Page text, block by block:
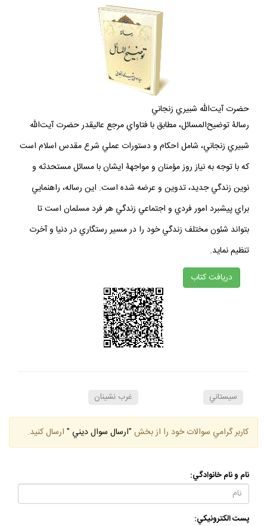
حضرت آيت‌الله شبيري زنجاني
رسالۀ توضيح‌المسائل، مطابق با فتاواي مرجع عاليقدر حضرت آيت‌الله
شبيري زنجاني، شامل احكام و دستورات عملي شرع مقدس اسلام است
كه با توجه به نياز روز مؤمنان و مواجهۀ ايشان با مسائل مستحدثه و
نوين زندگي جديد، تدوين و عرضه شده است. اين رساله، راهنمايي
براي پيشبرد امور فردي و اجتماعي زندگي هر فرد مسلمان است تا
بتواند شئون مختلف زندگي خود را در مسير رستگاري در دنيا و آخرت
تنظيم نمايد.
دريافت كتاب
سيستاني غرب نشينان
كاربر گرامي سوالات خود را از بخش "ارسال سوال ديني " ارسال كنيد.
نام و نام خانوادگي:
پست الكترونيكي: